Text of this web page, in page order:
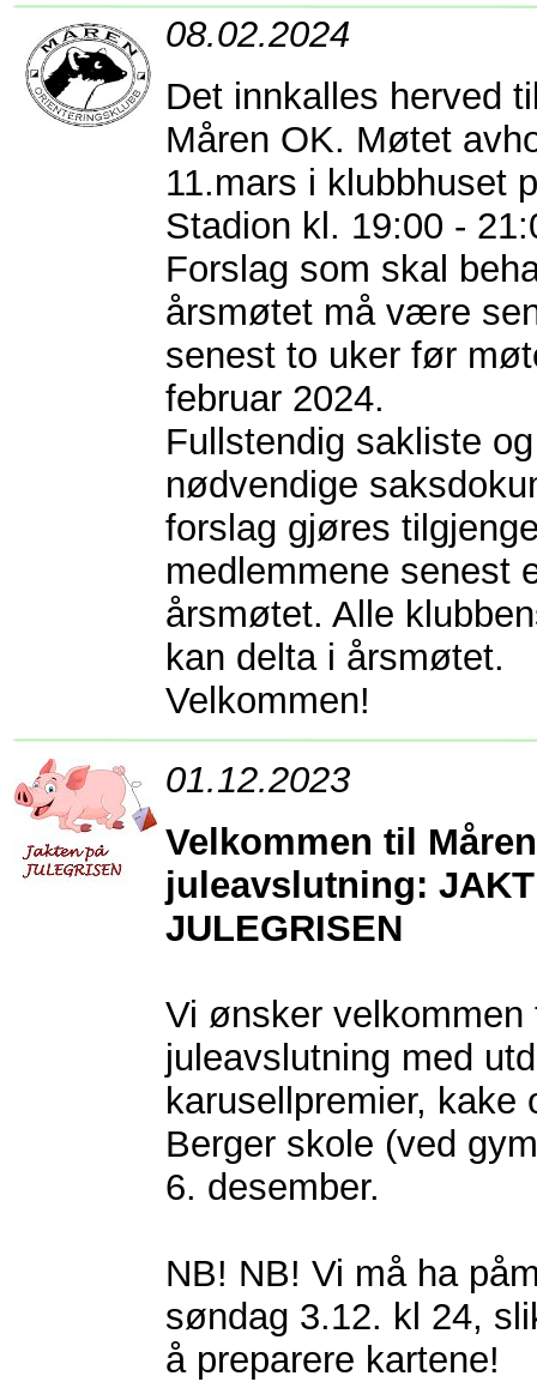
08.02.2024
Det innkalles herved
Måren OK. Møtet
11.mars i klubbhuset
Stadion kl. 19:00 -
Forslag som skal
årsmøtet må være
senest to uker før
februar 2024.
Fullstendig sakliste
nødvendige
forslag gjøres
medlemmene senest
årsmøtet. Alle
kan delta i årsmøtet.
Velkommen!
01.12.2023
Velkommen til
juleavslutning:
JULEGRISEN
Vi ønsker velkommen
juleavslutning med
karusellpremier, kake
Berger skole (ved
6. desember.
NB! NB! Vi må ha
søndag 3.12. kl 24,
å preparere kartene!